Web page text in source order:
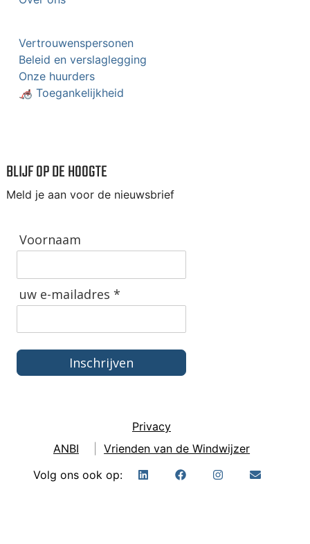
Vertrouwenspersonen
Beleid en verslaglegging
Onze huurders
🦽 Toegankelijkheid
BLIJF OP DE HOOGTE
Meld je aan voor de nieuwsbrief
Voornaam
uw e-mailadres *
Inschrijven
Privacy
ANBI
Vrienden van de Windwijzer
Volg ons ook op: